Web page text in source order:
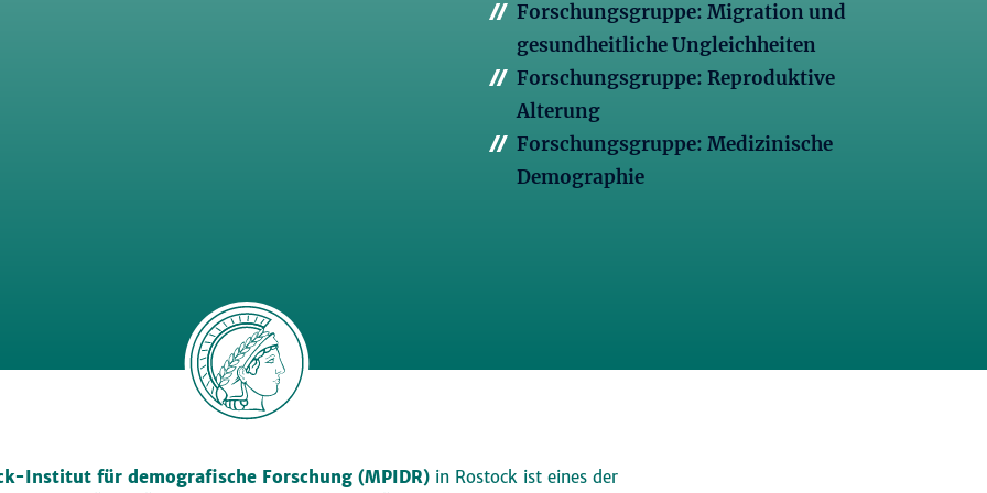
Forschungsgruppe: Migration und
gesundheitliche Ungleichheiten
Forschungsgruppe: Reproduktive
Alterung
Forschungsgruppe: Medizinische
Demographie
Institut für demografische Forschung (MPIDR)in Rostock ist eines der